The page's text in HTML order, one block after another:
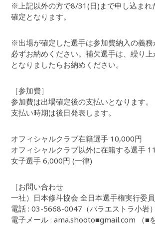
※上記以外の方で8/31(日)まで申し込まれ
確定となります。
※出場が確定した選手は参加費納入の義務
必ずお納めください。補欠選手は、繰り
となりましたらお納めください。
［参加費］
参加費は出場確定後の支払いとなります。
支払い時期は後日発表します。
オフィシャルクラブ在籍選手 10,000円
オフィシャルクラブ以外に在籍する選手
女子選手 6,000円 (一律)
［お問い合わせ
一社）日本修斗協会 全日本選手権実行委
電話 : 03-5668-0047（パラエストラ小岩）
電子メール : ama.shooto■gmail.com （■